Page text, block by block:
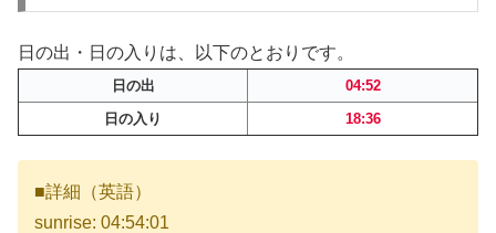
日の出・日の入りは、以下のとおりです。
日の出
04:52
日の入り
18:36
■詳細（英語）
sunrise: 04:54:01